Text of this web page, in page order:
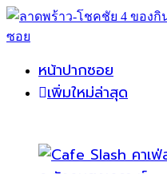
หน้าปากซอย
เพิ่มใหม่ล่าสุด